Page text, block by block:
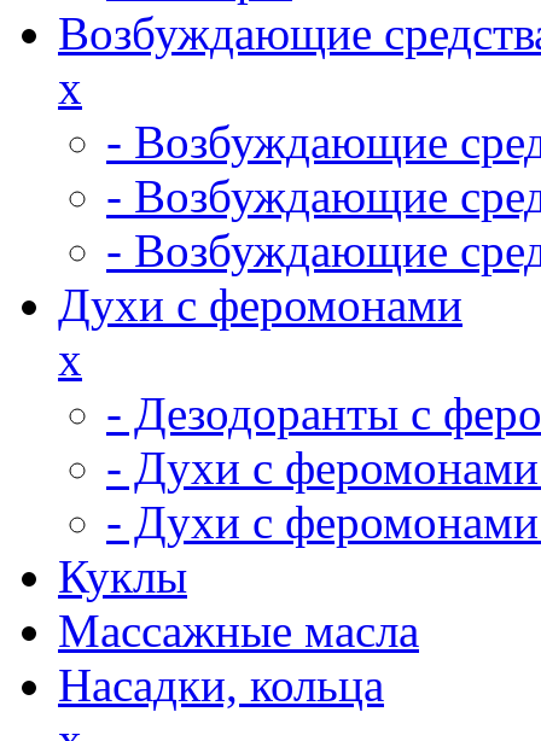
Возбуждающие
x
- Возбуждающие
- Возбуждающие
- Возбуждающие
Духи с феромонами
x
- Дезодоранты с
- Духи с
- Духи с
Куклы
Массажные масла
Насадки, кольца